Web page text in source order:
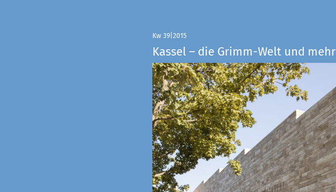
Kw 39|2015
Kassel – die Grimm-Welt und mehr